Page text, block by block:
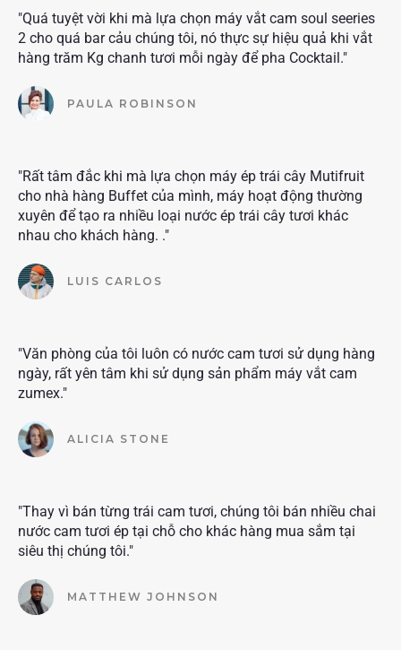
"Quá tuyệt vời khi mà lựa chọn máy vắt cam soul seeries
2 cho quá bar cảu chúng tôi, nó thực sự hiệu quả khi vắt
hàng trăm Kg chanh tươi mỗi ngày để pha Cocktail."
PAULA ROBINSON
"Rất tâm đắc khi mà lựa chọn máy ép trái cây Mutifruit
cho nhà hàng Buffet của mình, máy hoạt động thường
xuyên để tạo ra nhiều loại nước ép trái cây tươi khác
nhau cho khách hàng. ."
LUIS CARLOS
"Văn phòng của tôi luôn có nước cam tươi sử dụng hàng
ngày, rất yên tâm khi sử dụng sản phẩm máy vắt cam
zumex."
ALICIA STONE
"Thay vì bán từng trái cam tươi, chúng tôi bán nhiều chai
nước cam tươi ép tại chỗ cho khác hàng mua sắm tại
siêu thị chúng tôi."
MATTHEW JOHNSON